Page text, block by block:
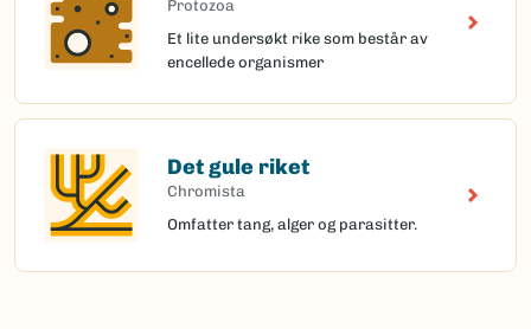
Protozoa
Et lite undersøkt rike som består av
encellede organismer
Det gule riket
Chromista
Omfatter tang, alger og parasitter.